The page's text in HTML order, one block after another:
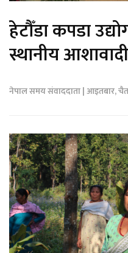
हेटौँडा कपडा
स्थानीय आशावादी
नेपाल समय संवाददाता | आइतबार,